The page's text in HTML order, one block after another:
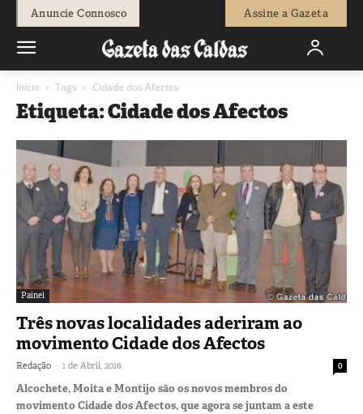
Anuncie Connosco Assine a Gazeta
Início Tags Cidade dos Afectos
Etiqueta: Cidade dos Afectos
Painel
Três novas localidades aderiram ao
movimento Cidade dos Afectos
Redação - 1 de Abril, 2016 0
Alcochete, Moita e Montijo são os novos membros do
movimento Cidade dos Afectos, que agora se juntam a este